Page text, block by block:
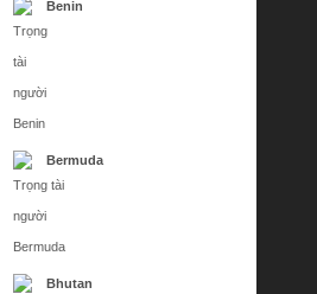
Benin
Bermuda
Bhutan